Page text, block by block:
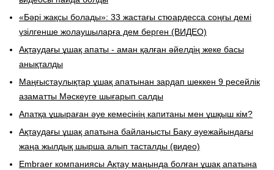
«Бәрі жақсы болады»: 33 жастағы стюардесса соңғы демі
үзілгенше жолаушыларға дем берген (ВИДЕО)
Ақтаудағы ұшақ апаты - аман қалған әйелдің жеке басы
анықталды
​Маңғыстаулықтар ұшақ апатынан зардап шеккен 9 ресейлік
азаматты Мәскеуге шығарып салды
Апатқа ұшыраған әуе кемесінің капитаны мен ұшқыш кім?
Ақтаудағы ұшақ апатына байланысты Баку әуежайындағы
жаңа жылдық шырша алып тасталды (видео)
Embraer компаниясы Ақтау маңында болған ұшақ апатына